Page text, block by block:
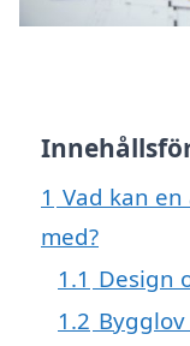
1 Vad kan
med?
1.1 Design
1.2